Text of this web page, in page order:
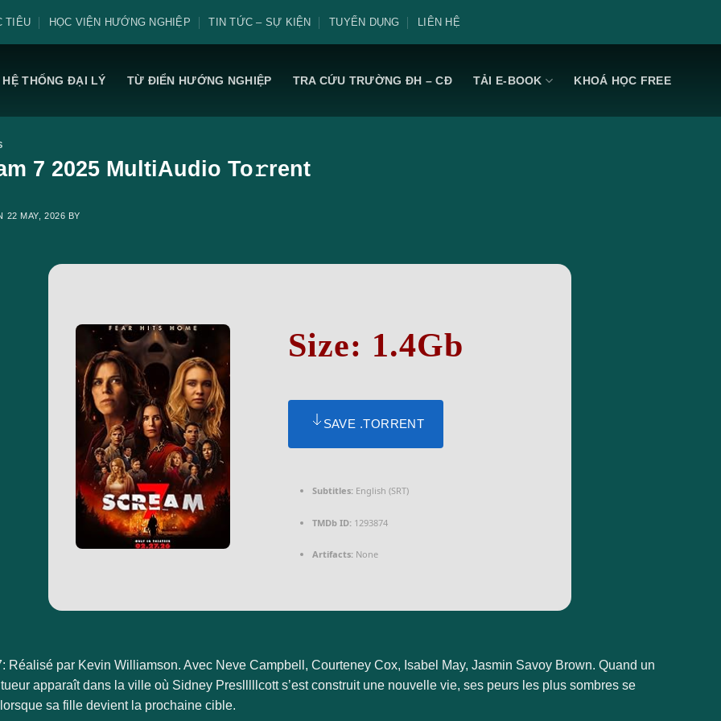
TIÊU HỌC VIỆN HƯỚNG NGHIỆP TIN TỨC – SỰ KIỆN TUYỂN DỤNG LIÊN HỆ
HỆ THỐNG ĐẠI LÝ TỪ ĐIỂN HƯỚNG NGHIỆP TRA CỨU TRƯỜNG ĐH – CĐ TẢI E-BOOK KHOÁ HỌC FREE
7 2025 MultiAudio To𝚛rent
22 MAY, 2026 BY
Size: 1.4Gb
SAVE .TORRENT
Subtitles:English (SRT)
TMDb ID:1293874
Artifacts:None
Réalisé par Kevin Williamson. Avec Neve Campbell, Courteney Cox, Isabel May, Jasmin Savoy Brown. Quand un
apparaît dans la ville où Sidney Preslllllcott s’est construit une nouvelle vie, ses peurs les plus sombres se
sa fille devient la prochaine cible.